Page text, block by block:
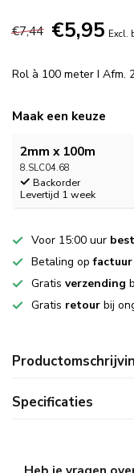
€7,44 €5,95 Excl.
Rol à 100 meter I Afm.
Maak een keuze
2mm x 100m
8.SLC04.68
Backorder
Levertijd 1 week
Voor 15:00 uur
Betaling opfactuur
Gratis verzending
Gratis retour bij
Specificaties